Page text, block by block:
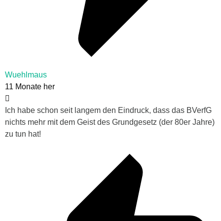
Wuehlmaus
11 Monate her
Ich habe schon seit langem den Eindruck, dass das BVerfG
nichts mehr mit dem Geist des Grundgesetz (der 80er Jahre)
zu tun hat!